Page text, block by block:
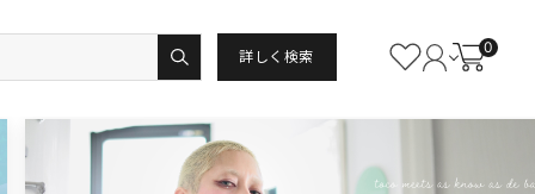
詳しく検索
0